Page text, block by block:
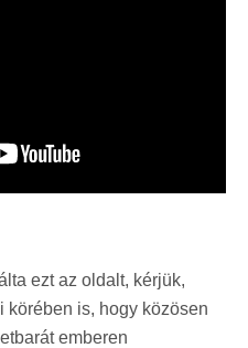
ezt az oldalt, kérjük,
körében is, hogy közösen
emberen